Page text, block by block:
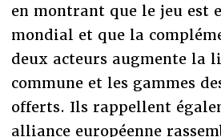
en montrant que le jeu est
mondial et que la
deux acteurs augmente la
commune et les gammes
offerts. Ils rappellent
alliance européenne